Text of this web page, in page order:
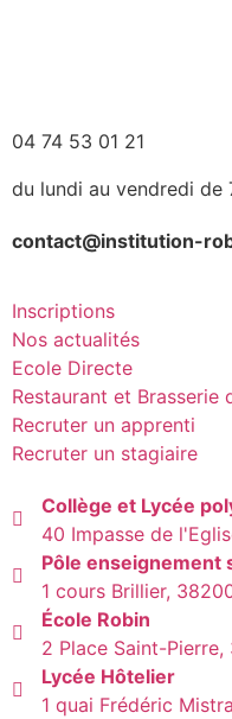
04 74 53 01 21
du lundi au vendredi de
contact@institution-
Inscriptions
Nos actualités
Ecole Directe
Restaurant et Brasserie
Recruter un apprenti
Recruter un stagiaire
Collège et Lycée
40 Impasse de
Pôle enseignement
1 cours Brillier,
École Robin
2 Place Saint-
Lycée Hôtelier
1 quai Frédéric